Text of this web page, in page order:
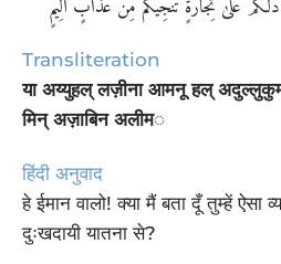
Transliteration
या अय्युहल् लज़ीना आमनू हल्
मिन् अज़ाबिन अलीम◌
हिंदी अनुवाद
हे ईमान वालो! क्या मैं बता दूँ तुम्हें ऐसा
दुःखदायी यातना से?